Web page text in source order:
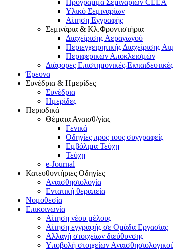
Πρόγραμμα Σεμιναρίων CEEA
Υλικό Σεμιναρίων
Αίτηση Εγγραφής
Σεμινάρια & Κλ.Φροντιστήρια
Διαχείρισης Αεραγωγού
Περιεγχειρητικής Διαχείρισης
Περιφερικών Αποκλεισμών
Διάφορες Επιστημονικές-
Έρευνα
Συνέδρια & Ημερίδες
Συνέδρια
Ημερίδες
Περιοδικά
Θέματα Αναισθ/γίας
Γενικά
Οδηγίες προς τους συγγραφείς
Εμβόλιμα Τεύχη
Τεύχη
e-Journal
Κατευθυντήριες Οδηγίες
Αναισθησιολογία
Εντατική θεραπεία
Νομοθεσία
Επικοινωνία
Αίτηση νέου μέλους
Αίτηση εγγραφής σε Ομάδα Εργασίας
Αλλαγή στοιχείων διεύθυνσης
Υποβολή στοιχείων